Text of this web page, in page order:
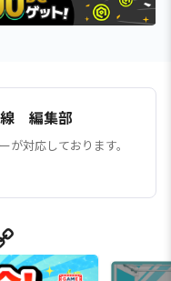
線 編集部
が対応しております。